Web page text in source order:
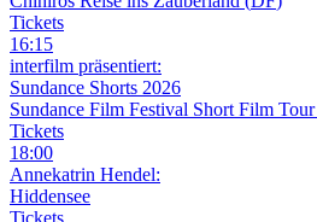
Tickets
16:15
interfilm präsentiert:
Sundance Shorts 2026
Sundance Film Festival Short Film Tour
Tickets
18:00
Annekatrin Hendel:
Hiddensee
Tickets